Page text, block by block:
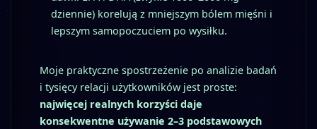
dziennie) korelują z mniejszym bólem mięśni i
lepszym samopoczuciem po wysiłku.
Moje praktyczne spostrzeżenie po analizie badań
i tysięcy relacji użytkowników jest proste:
najwięcej realnych korzyści daje
konsekwentne używanie 2–3 podstawowych